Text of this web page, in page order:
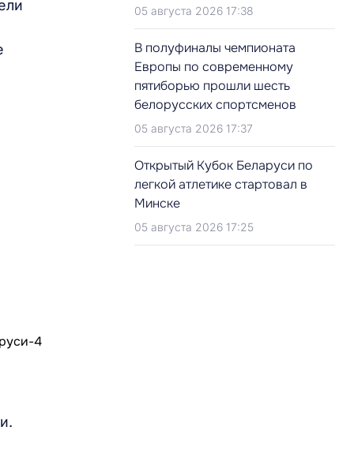
05 августа 2026 17:38
В полуфиналы чемпионата
Европы по современному
пятиборью прошли шесть
белорусских спортсменов
05 августа 2026 17:37
Открытый Кубок Беларуси по
легкой атлетике стартовал в
Минске
05 августа 2026 17:25